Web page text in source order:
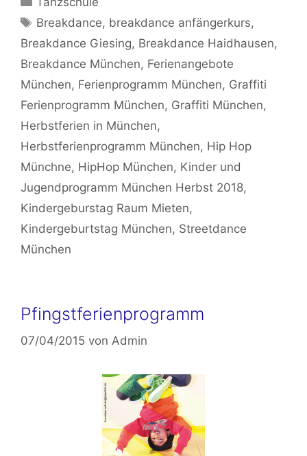
Schlagwörter
Breakdance, breakdance anfängerkurs,
Breakdance Giesing, Breakdance Haidhausen,
Breakdance München, Ferienangebote
München, Ferienprogramm München, Graffiti
Ferienprogramm München, Graffiti München,
Herbstferien in München,
Herbstferienprogramm München, Hip Hop
Münchne, HipHop München, Kinder und
Jugendprogramm München Herbst 2018,
Kindergeburstag Raum Mieten,
Kindergeburtstag München, Streetdance
München
Pfingstferienprogramm
07/04/2015 von Admin